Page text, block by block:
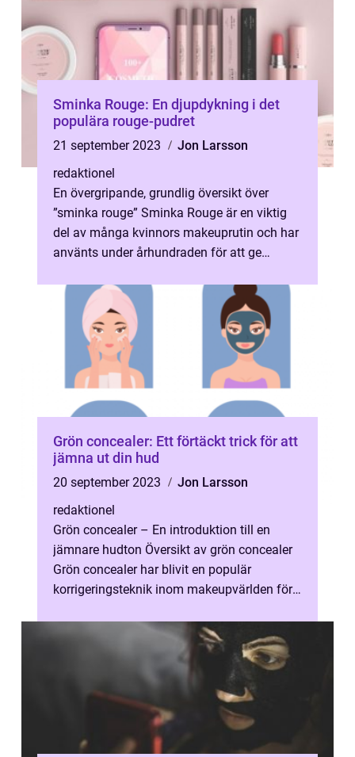
Sminka Rouge: En djupdykning i det
populära rouge-pudret
21 september 2023
Jon Larsson
redaktionel
En övergripande, grundlig översikt över
”sminka rouge” Sminka Rouge är en viktig
del av många kvinnors makeuprutin och har
använts under århundraden för att ge
Grön concealer: Ett förtäckt trick för att
jämna ut din hud
20 september 2023
Jon Larsson
redaktionel
Grön concealer – En introduktion till en
jämnare hudton Översikt av grön concealer
Grön concealer har blivit en populär
korrigeringsteknik inom makeupvärlden för